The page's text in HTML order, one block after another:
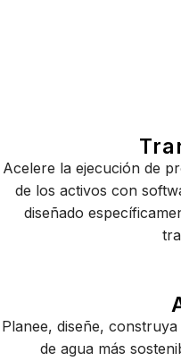
Sus datos son
Tenga la seguridad de
para entrenar AI sin su
Sin conflictos entre
Mejore la ejecución del
Acelere la ejecución de
de los activos con
diseñado
Planee, diseñe,
de agua más